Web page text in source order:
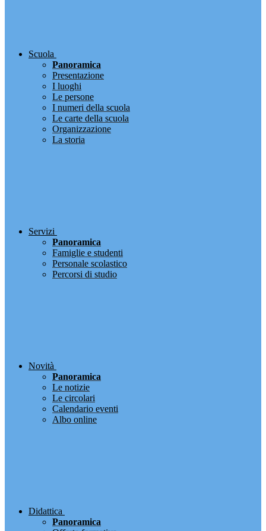
Scuola
Panoramica
Presentazione
I luoghi
Le persone
I numeri della scuola
Le carte della scuola
Organizzazione
La storia
Servizi
Panoramica
Famiglie e studenti
Personale scolastico
Percorsi di studio
Novità
Panoramica
Le notizie
Le circolari
Calendario eventi
Albo online
Didattica
Panoramica